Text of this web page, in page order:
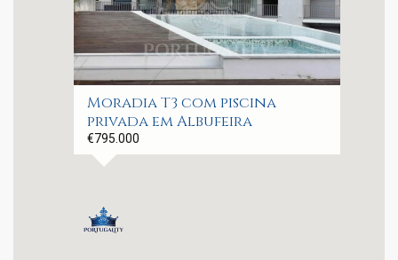
Moradia T3 com piscina
privada em Albufeira
€795.000